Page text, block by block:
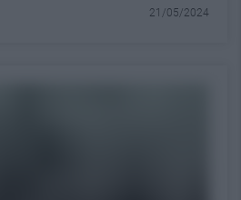
21/05/2024